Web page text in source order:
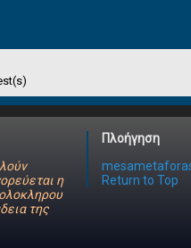
η
της
Πλοήγηση
Return to Top